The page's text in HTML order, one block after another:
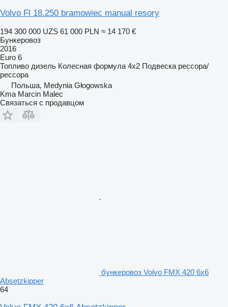
Volvo Fl 18.250 bramowiec manual resory
194 300 000 UZS 61 000 PLN ≈ 14 170 €
Бункеровоз
2016
Euro 6
Топливо дизель Колесная формула 4x2 Подвеска рессора/
рессора
Польша, Medynia Głogowska
Kma Marcin Malec
Связаться с продавцом
бункеровоз Volvo FMX 420 6x6
Absetzkipper
64